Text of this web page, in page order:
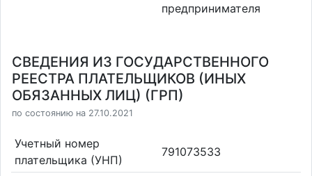
предпринимателя
СВЕДЕНИЯ ИЗ ГОСУДАРСТВЕННОГО
РЕЕСТРА ПЛАТЕЛЬЩИКОВ (ИНЫХ
ОБЯЗАННЫХ ЛИЦ) (ГРП)
по состоянию на 27.10.2021
Учетный номер
плательщика (УНП)
791073533